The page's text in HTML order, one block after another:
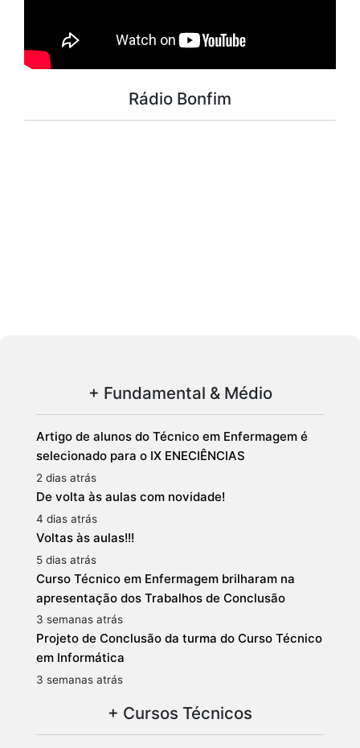
Rádio Bonfim
+ Fundamental & Médio
Artigo de alunos do Técnico em Enfermagem é
selecionado para o IX ENECIÊNCIAS
2 dias atrás
De volta às aulas com novidade!
4 dias atrás
Voltas às aulas!!!
5 dias atrás
Curso Técnico em Enfermagem brilharam na
apresentação dos Trabalhos de Conclusão
3 semanas atrás
Projeto de Conclusão da turma do Curso Técnico
em Informática
3 semanas atrás
+ Cursos Técnicos